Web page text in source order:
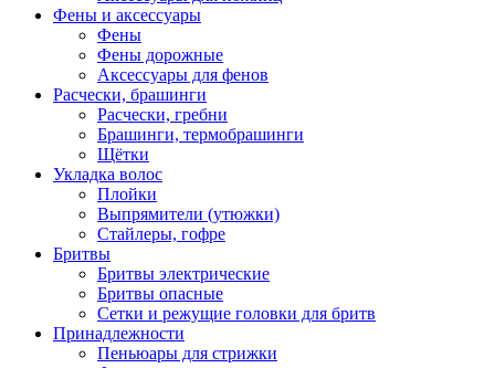
Фены и аксессуары
Фены
Фены дорожные
Аксессуары для фенов
Расчески, брашинги
Расчески, гребни
Брашинги, термобрашинги
Щётки
Укладка волос
Плойки
Выпрямители (утюжки)
Стайлеры, гофре
Бритвы
Бритвы электрические
Бритвы опасные
Сетки и режущие головки для бритв
Принадлежности
Пеньюары для стрижки